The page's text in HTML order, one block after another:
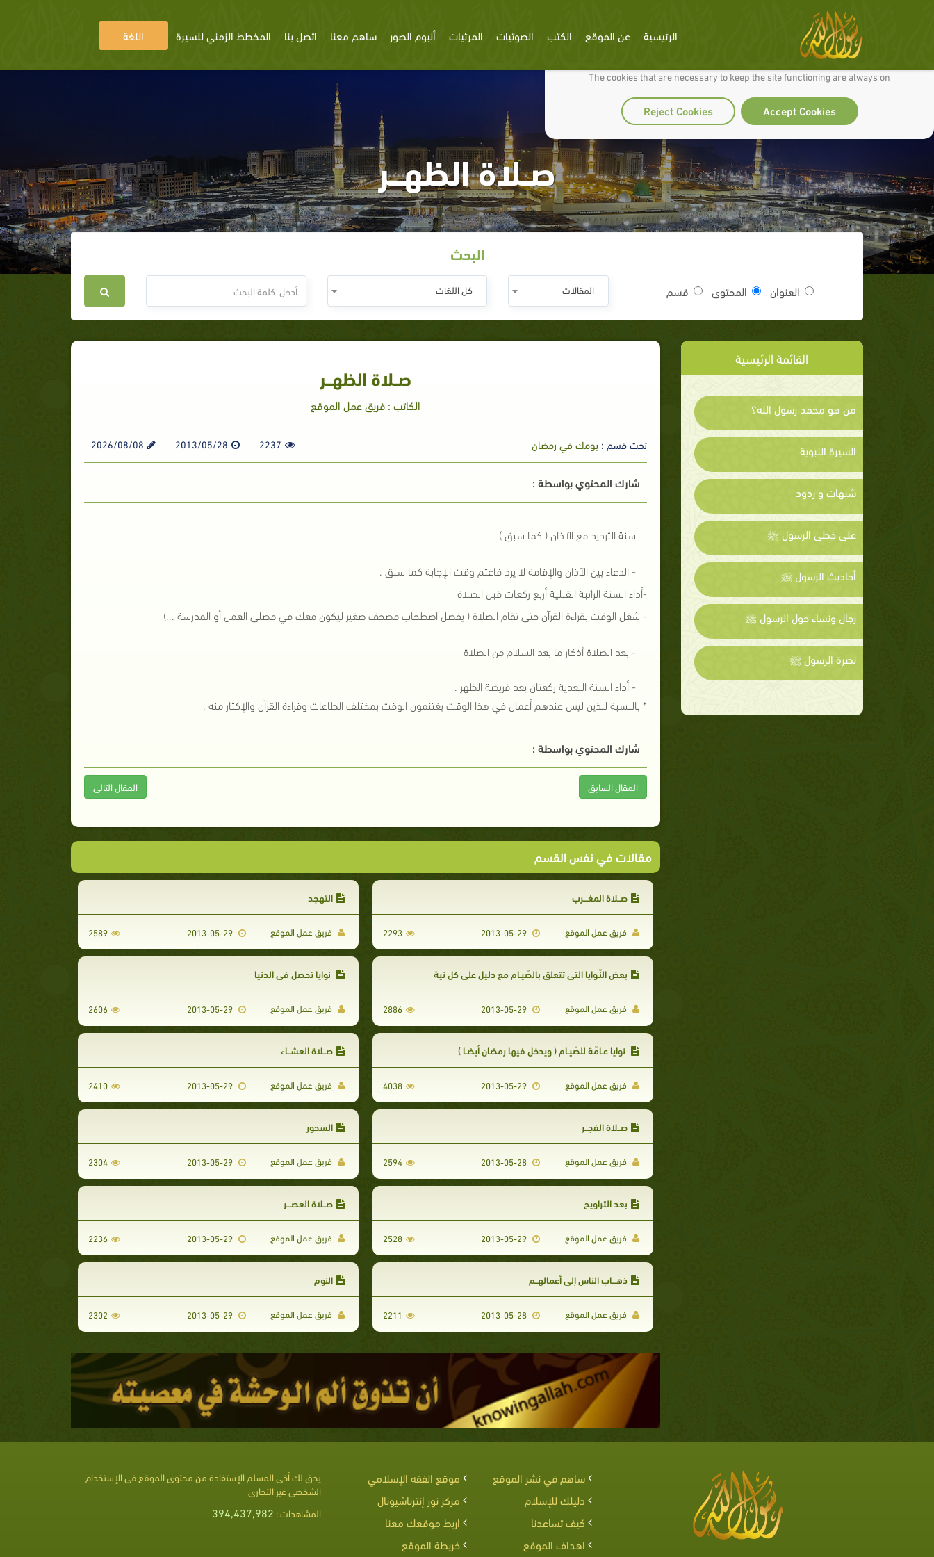
We use cookies to make our site work well for you and so we can continually improve it.
The cookies that are necessary to keep the site functioning are always on
Accept Cookies
Reject Cookies
الرئيسية عن الموقع الكتب الصوتيات المرئيات ألبوم الصور ساهم معنا اتصل بنا المخطط الزمني للسيرة اللغة
صــلاة الظهـــر
البحث
العنوان المحتوى قسم المقالات كل اللغات
القائمة الرئيسية
من هو محمد رسول الله؟
السيرة النبوية
شبهات و ردود
على خطى الرسول ﷺ
أحاديث الرسول ﷺ
رجال ونساء حول الرسول ﷺ
نصرة الرسول ﷺ
صــلاة الظهـــر
الكاتب : فريق عمل الموقع
تحت قسم : يومك في رمضان 2237
2013/05/28
2026/08/08
شارك المحتوي بواسطة :
سنة الترديد مع الآذان ( كما سبق )
- الدعاء بين الآذان والإقامة لا يرد فاغتم وقت الإجابة كما سبق .
-أداء السنة الراتبة القبلية أربع ركعات قبل الصلاة
- شغل الوقت بقراءة القرآن حتى تقام الصلاة ( يفضل اصطحاب مصحف صغير ليكون معك في مصلى العمل أو المدرسة ...)
- بعد الصلاة أذكار ما بعد السلام من الصلاة
- أداء السنة البعدية ركعتان بعد فريضة الظهر .
* بالنسبة للذين ليس عندهم أعمال في هذا الوقت يغتنمون الوقت بمختلف الطاعات وقراءة القرآن والإكثار منه .
شارك المحتوي بواسطة :
المقال السابق المقال التالى
مقالات في نفس القسم
صــلاة المغـــرب
فريق عمل الموقع 2293
التهجد
فريق عمل الموقع 2013-05-29
2589
بعض النّـوايا التي تتعلق بالصّيـام مع دليل على كل نية
فريق عمل الموقع 2886
نوايا تحصل في الدنيا
فريق عمل الموقع 2013-05-29
2606
نوايا عـامّة للصّيـام ( ويدخل فيها رمضان أيضـا )
فريق عمل الموقع 4038
صــلاة العشــاء
فريق عمل الموقع 2013-05-29
2410
صــلاة الفجــر
فريق عمل الموقع 2594
السحور
فريق عمل الموقع 2013-05-29
2304
بعد التراويح
فريق عمل الموقع 2528
صــلاة العصـــر
فريق عمل الموفع 2013-05-29
2236
ذهـــاب الناس إلى أعمالهــم
فريق عمل الموقع 2211
النوم
فريق عمل الموقع 2013-05-29
2302
ساهم في نشر الموقع
موقع الفقه الإسلامي
دليلك للإسلام
مركز نور إنترناشيونال
كيف تساعدنا
اربط موقعك معنا
اهداف الموقع
خريطة الموقع
يحق لك أخى المسلم الإستفادة من محتوى الموقع فى الإستخدام
الشخصى غير التجارى
المشاهدات : 394,437,982